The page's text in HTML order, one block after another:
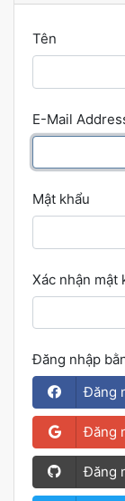
Tên
E-Mail
Mật khẩu
Xác nhận mật
Đăng nhập
Đăng
Đăng
Đăng